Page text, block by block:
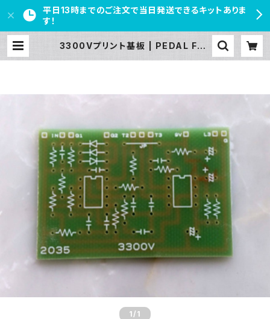
平日13時までのご注文で当日発送できるキットありま
す！
3300Vプリント基板 | PEDAL FRE
1 /1